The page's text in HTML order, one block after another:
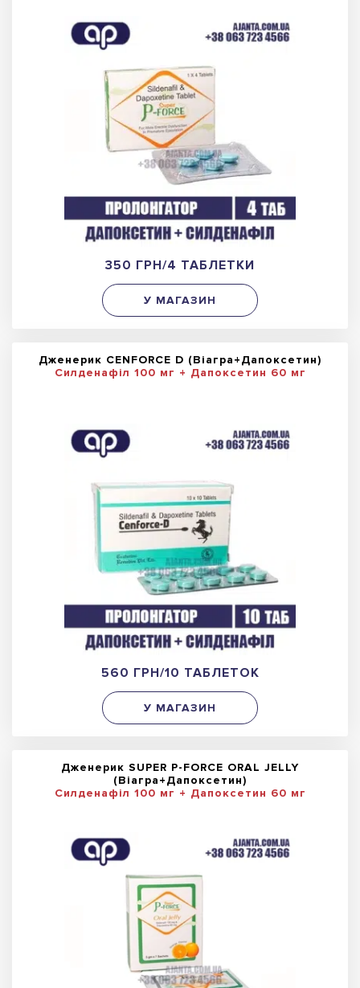
350 ГРН/4 ТАБЛЕТКИ
У МАГАЗИН
Дженерик CENFORCE D (Віагра+Дапоксетин)
Силденафіл 100 мг + Дапоксетин 60 мг
560 ГРН/10 ТАБЛЕТОК
У МАГАЗИН
Дженерик SUPER P-FORCE ORAL JELLY
(Віагра+Дапоксетин)
Силденафіл 100 мг + Дапоксетин 60 мг